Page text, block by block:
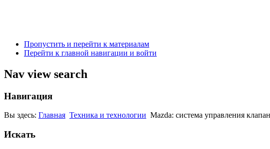
Пропустить и перейти к материалам
Перейти к главной навигации и войти
Nav view search
Навигация
Вы здесь: Главная Техника и технологии Mazda: система управления
Искать